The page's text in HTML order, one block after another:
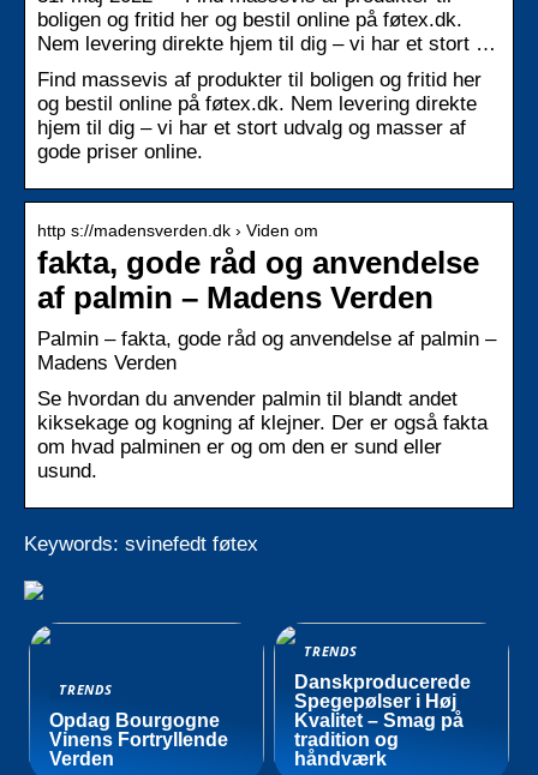
boligen og fritid her og bestil online på føtex.dk.
Nem levering direkte hjem til dig – vi har et stort …
Find massevis af produkter til boligen og fritid her
og bestil online på føtex.dk. Nem levering direkte
hjem til dig – vi har et stort udvalg og masser af
gode priser online.
http s://madensverden.dk › Viden om
fakta, gode råd og anvendelse
af palmin – Madens Verden
Palmin – fakta, gode råd og anvendelse af palmin –
Madens Verden
Se hvordan du anvender palmin til blandt andet
kiksekage og kogning af klejner. Der er også fakta
om hvad palminen er og om den er sund eller
usund.
Keywords: svinefedt føtex
TRENDS
Opdag Bourgogne
Vinens Fortryllende
Verden
TRENDS
Danskproducerede
Spegepølser i Høj
Kvalitet – Smag på
tradition og
håndværk